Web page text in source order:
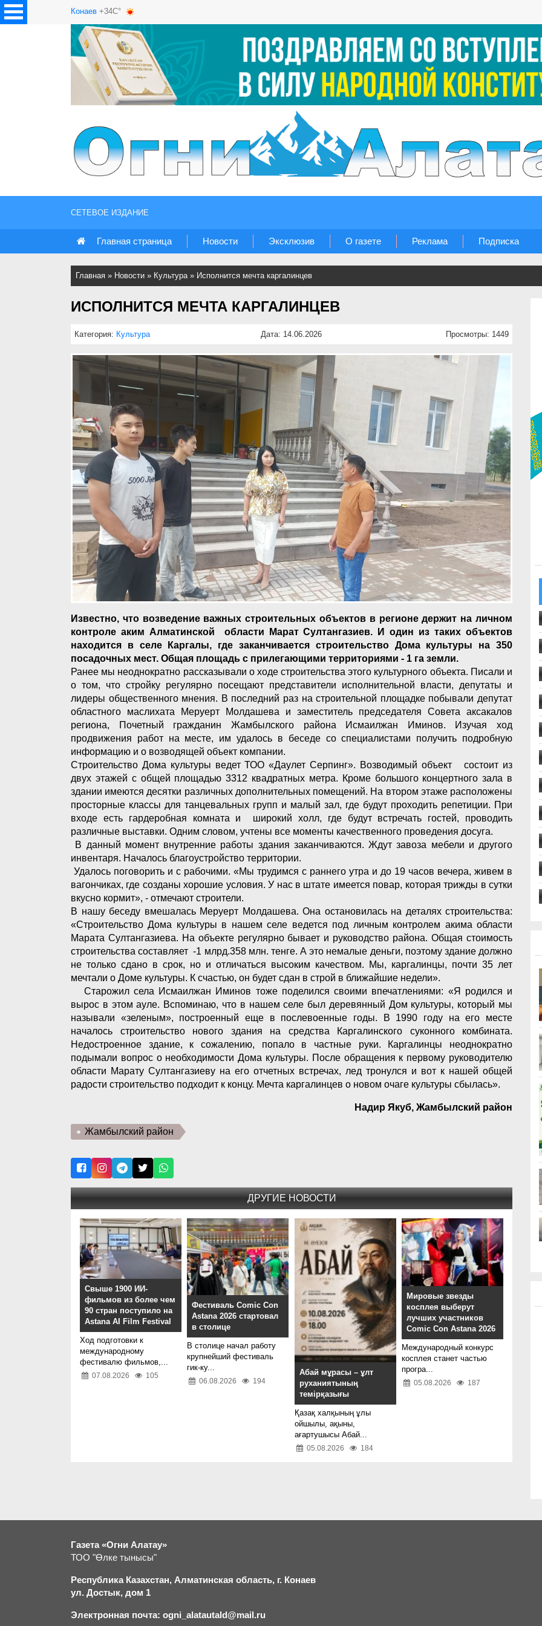
Конаев +34C°
СЕТЕВОЕ ИЗДАНИЕ
Главная страница Новости Эксклюзив О газете Реклама Подписка
Главная » Новости » Культура » Исполнится мечта каргалинцев
ИСПОЛНИТСЯ МЕЧТА КАРГАЛИНЦЕВ
Категория: Культура Дата: 14.06.2026 Просмотры: 1449
Известно, что возведение важных строительных объектов в регионе держит на личном
контроле аким Алматинской области Марат Султангазиев. И один из таких объектов
находится в селе Каргалы, где заканчивается строительство Дома культуры на 350
посадочных мест. Общая площадь с прилегающими территориями - 1 га земли.
Ранее мы неоднократно рассказывали о ходе строительства этого культурного объекта. Писали и
о том, что стройку регулярно посещают представители исполнительной власти, депутаты и
лидеры общественного мнения. В последний раз на строительной площадке побывали депутат
областного маслихата Меруерт Молдашева и заместитель председателя Совета аксакалов
региона, Почетный гражданин Жамбылского района Исмаилжан Иминов. Изучая ход
продвижения работ на месте, им удалось в беседе со специалистами получить подробную
информацию и о возводящей объект компании.
Строительство Дома культуры ведет ТОО «Даулет Серпинг». Возводимый объект состоит из
двух этажей с общей площадью 3312 квадратных метра. Кроме большого концертного зала в
здании имеются десятки различных дополнительных помещений. На втором этаже расположены
просторные классы для танцевальных групп и малый зал, где будут проходить репетиции. При
входе есть гардеробная комната и широкий холл, где будут встречать гостей, проводить
различные выставки. Одним словом, учтены все моменты качественного проведения досуга.
В данный момент внутренние работы здания заканчиваются. Ждут завоза мебели и другого
инвентаря. Началось благоустройство территории.
Удалось поговорить и с рабочими. «Мы трудимся с раннего утра и до 19 часов вечера, живем в
вагончиках, где созданы хорошие условия. У нас в штате имеется повар, которая трижды в сутки
вкусно кормит», - отмечают строители.
В нашу беседу вмешалась Меруерт Молдашева. Она остановилась на деталях строительства:
«Строительство Дома культуры в нашем селе ведется под личным контролем акима области
Марата Султангазиева. На объекте регулярно бывает и руководство района. Общая стоимость
строительства составляет -1 млрд.358 млн. тенге. А это немалые деньги, поэтому здание должно
не только сдано в срок, но и отличаться высоким качеством. Мы, каргалинцы, почти 35 лет
мечтали о Доме культуры. К счастью, он будет сдан в строй в ближайшие недели».
Старожил села Исмаилжан Иминов тоже поделился своими впечатлениями: «Я родился и
вырос в этом ауле. Вспоминаю, что в нашем селе был деревянный Дом культуры, который мы
называли «зеленым», построенный еще в послевоенные годы. В 1990 году на его месте
началось строительство нового здания на средства Каргалинского суконного комбината.
Недостроенное здание, к сожалению, попало в частные руки. Каргалинцы неоднократно
подымали вопрос о необходимости Дома культуры. После обращения к первому руководителю
области Марату Султангазиеву на его отчетных встречах, лед тронулся и вот к нашей общей
радости строительство подходит к концу. Мечта каргалинцев о новом очаге культуры сбылась».
Надир Якуб, Жамбылский район
Жамбылский район
ДРУГИЕ НОВОСТИ
Свыше 1900 ИИ-
фильмов из более чем
90 стран поступило на
Astana AI Film Festival
Ход подготовки к
международному
фестивалю фильмов,...
07.08.2026 105
Фестиваль Comic Con
Astana 2026 стартовал
в столице
В столице начал работу
крупнейший фестиваль
гик-ку...
06.08.2026 194
Абай мұрасы – ұлт
руханиятының
темірқазығы
Қазақ халқының ұлы
ойшылы, ақыны,
ағартушысы Абай...
05.08.2026 184
Мировые звезды
косплея выберут
лучших участников
Comic Con Astana 2026
Международный конкурс
косплея станет частью
програ...
05.08.2026 187
Газета «Огни Алатау»
ТОО "Өлке тынысы"
Республика Казахстан, Алматинская область, г. Конаев
ул. Достык, дом 1
Электронная почта: ogni_alatautald@mail.ru